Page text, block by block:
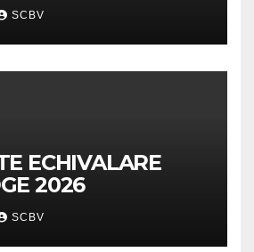
SCBV
ECHIVALARE
2026
SCBV